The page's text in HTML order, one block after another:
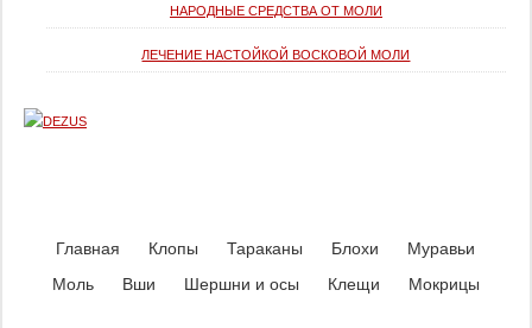
НАРОДНЫЕ СРЕДСТВА ОТ МОЛИ
ЛЕЧЕНИЕ НАСТОЙКОЙ ВОСКОВОЙ МОЛИ
Главная Клопы Тараканы Блохи
Муравьи
Моль
Вши Шершни и осы Клещи Мокрицы